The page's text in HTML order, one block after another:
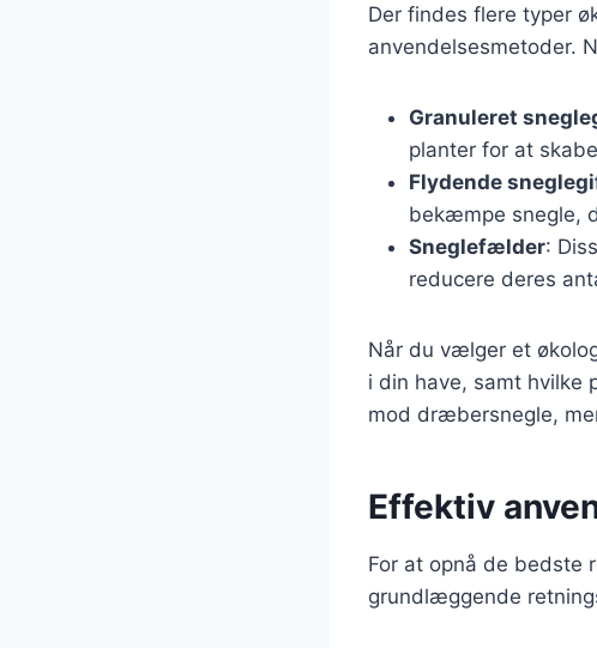
Der findes flere typer
anvendelsesmetoder.
Granuleret
planter for at
Flydende
bekæmpe snegle,
Sneglefælder:
reducere deres
Når du vælger et
i din have, samt hvilke
mod dræbersnegle,
Effektiv
For at opnå de bedste
grundlæggende